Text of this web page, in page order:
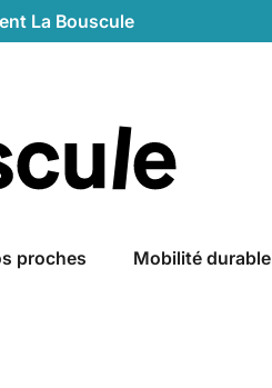
La Bouscule
proches Mobilité durable